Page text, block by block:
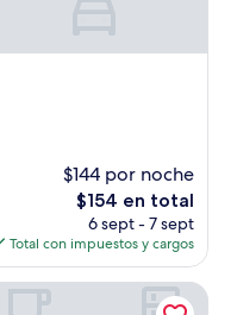
$144 por noche
El
precio
actual
es
de
$154 en total
6 sept - 7 sept
Total con impuestos y cargos